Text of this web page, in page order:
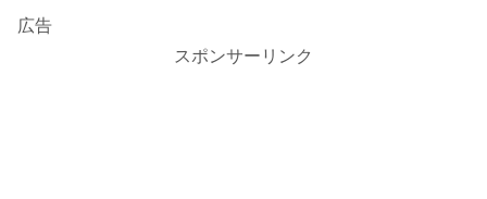
広告
スポンサーリンク